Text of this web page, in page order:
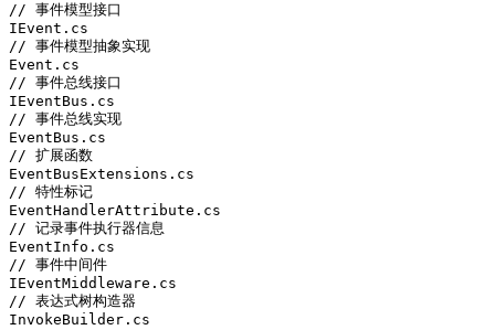
// 事件模型接口
IEvent.cs
// 事件模型抽象实现
Event.cs
// 事件总线接口
IEventBus.cs
// 事件总线实现
EventBus.cs
// 扩展函数
EventBusExtensions.cs
// 特性标记
EventHandlerAttribute.cs
// 记录事件执行器信息
EventInfo.cs
// 事件中间件
IEventMiddleware.cs
// 表达式树构造器
InvokeBuilder.cs